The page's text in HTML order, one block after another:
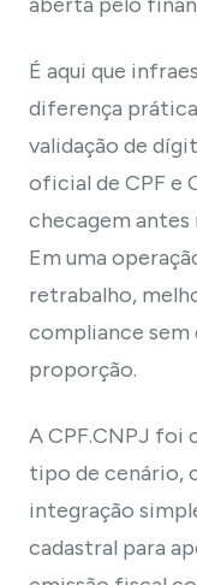
É aqui que
diferença
validação de
oficial de CPF e
checagem antes
Em uma
retrabalho,
compliance sem
proporção.
A CPF.CNPJ foi
tipo de cenário,
integração
cadastral para